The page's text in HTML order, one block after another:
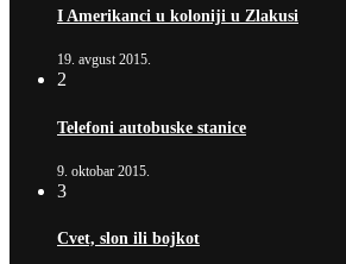
I Amerikanci u koloniji u Zlakusi
19. avgust 2015.
2
Telefoni autobuske stanice
9. oktobar 2015.
3
Cvet, slon ili bojkot